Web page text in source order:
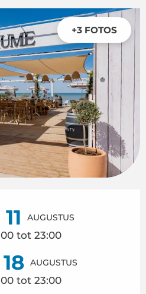
in de Ekume
+3 FOTOS
11 AUGUSTUS
tot 23:00
18 AUGUSTUS
tot 23:00